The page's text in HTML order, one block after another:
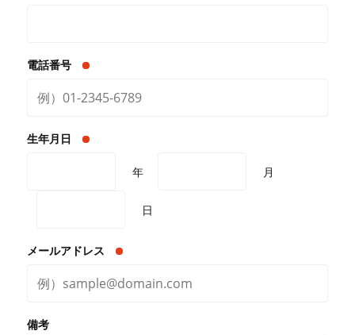
電話番号
生年月日
年 月
日
メールアドレス
備考